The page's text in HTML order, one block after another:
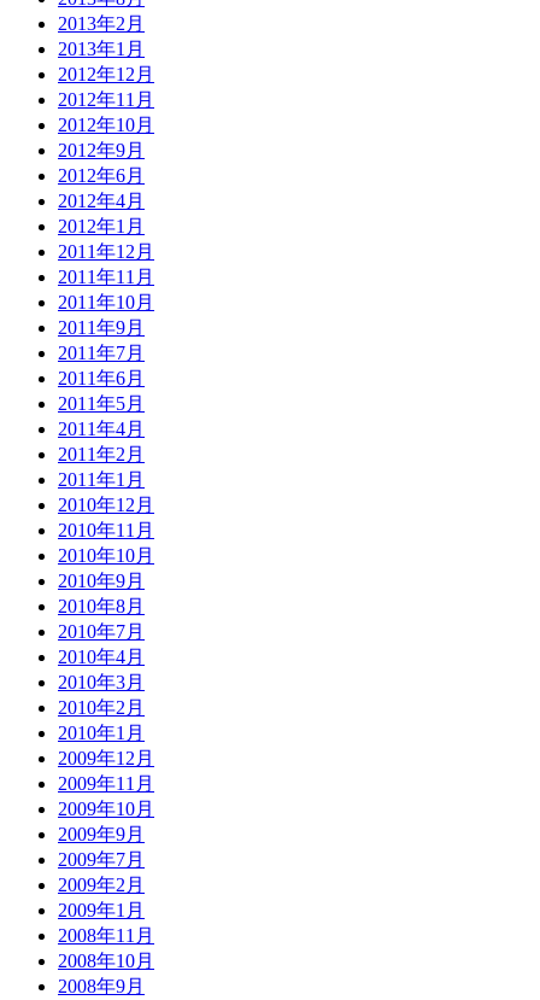
2013年2月
2013年1月
2012年12月
2012年11月
2012年10月
2012年9月
2012年6月
2012年4月
2012年1月
2011年12月
2011年11月
2011年10月
2011年9月
2011年7月
2011年6月
2011年5月
2011年4月
2011年2月
2011年1月
2010年12月
2010年11月
2010年10月
2010年9月
2010年8月
2010年7月
2010年4月
2010年3月
2010年2月
2010年1月
2009年12月
2009年11月
2009年10月
2009年9月
2009年7月
2009年2月
2009年1月
2008年11月
2008年10月
2008年9月